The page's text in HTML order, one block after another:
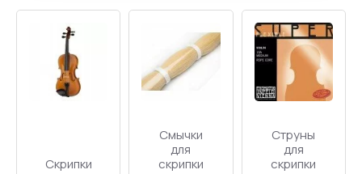
Скрипки
Смычки
для
скрипки
Струны
для
скрипки